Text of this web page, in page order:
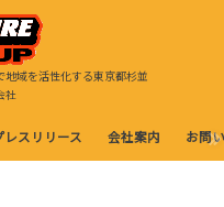
地域を活性化する東京都杉並
社
レスリリース 会社案内 お問